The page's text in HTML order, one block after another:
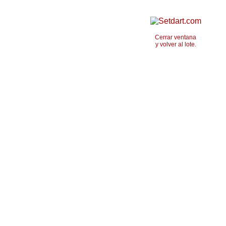
Cerrar ventana
y volver al lote.